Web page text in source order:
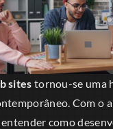
sites tornou-se uma
Com o
como